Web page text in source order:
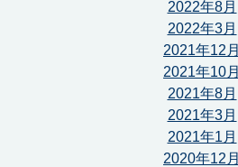
2022年8月
2022年3月
2021年12月
2021年10月
2021年8月
2021年3月
2021年1月
2020年12月